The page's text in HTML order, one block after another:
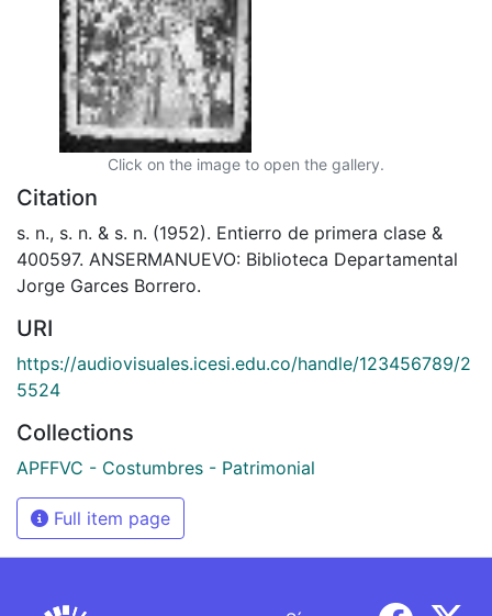
Click on the image to open the gallery.
Citation
s. n., s. n. & s. n. (1952). Entierro de primera clase &
400597. ANSERMANUEVO: Biblioteca Departamental
Jorge Garces Borrero.
URI
https://audiovisuales.icesi.edu.co/handle/123456789/2
5524
Collections
APFFVC - Costumbres - Patrimonial
Full item page